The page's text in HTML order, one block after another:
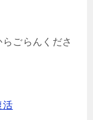
ごらんくださ
活